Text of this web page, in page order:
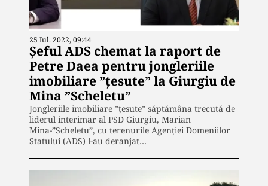
25 Iul. 2022, 09:44
Șeful ADS chemat la raport de
Petre Daea pentru jongleriile
imobiliare ”țesute” la Giurgiu de
Mina ”Scheletu”
Jongleriile imobiliare ”țesute” săptămâna trecută de
liderul interimar al PSD Giurgiu, Marian
Mina-”Scheletu”, cu terenurile Agenției Domeniilor
Statului (ADS) l-au deranjat…